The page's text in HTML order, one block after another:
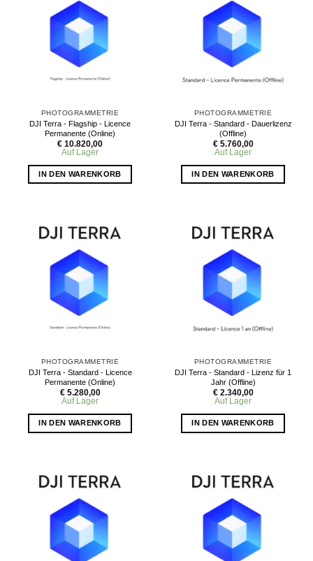
PHOTOGRAMMETRIE
DJI Terra - Flagship - Licence
Permanente (Online)
€ 10.820,00
Auf Lager
IN DEN WARENKORB
PHOTOGRAMMETRIE
DJI Terra - Standard - Dauerlizenz
(Offline)
€5.760,00
Auf Lager
IN DEN WARENKORB
PHOTOGRAMMETRIE
DJI Terra - Standard - Licence
Permanente (Online)
€5.280,00
Auf Lager
IN DEN WARENKORB
PHOTOGRAMMETRIE
DJI Terra - Standard - Lizenz für 1
Jahr (Offline)
€2.340,00
Auf Lager
IN DEN WARENKORB